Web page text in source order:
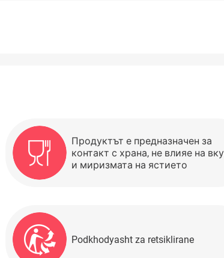
Продуктът е предназначен за
контакт с храна, не влияе на
и миризмата на ястието
Podkhodyasht za retsiklirane